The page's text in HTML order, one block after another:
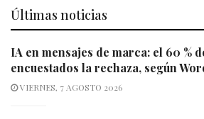
Últimas noticias
IA en mensajes de marca: el 60 %
encuestados la rechaza, según
VIERNES, 7 AGOSTO 2026